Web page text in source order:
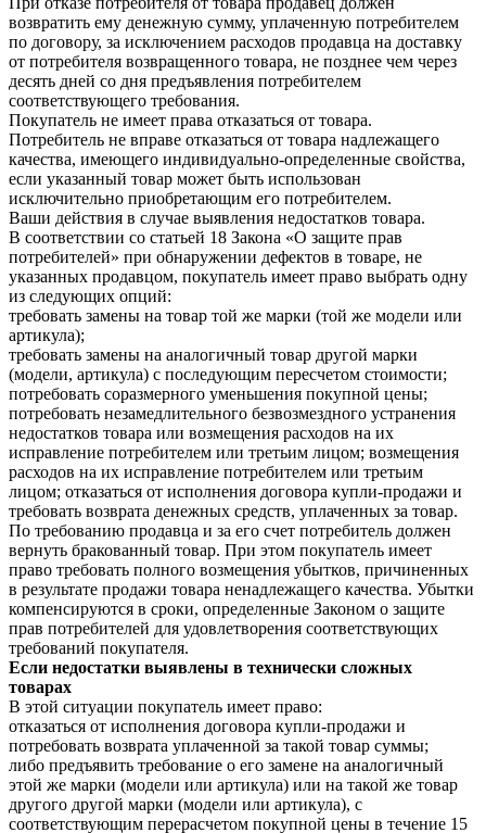
возвратить ему денежную сумму, уплаченную потребителем
по договору, за исключением расходов продавца на доставку
от потребителя возвращенного товара, не позднее чем через
десять дней со дня предъявления потребителем
соответствующего требования.
Покупатель не имеет права отказаться от товара.
Потребитель не вправе отказаться от товара надлежащего
качества, имеющего индивидуально-определенные свойства,
если указанный товар может быть использован
исключительно приобретающим его потребителем.
Ваши действия в случае выявления недостатков товара.
В соответствии со статьей 18 Закона «О защите прав
потребителей» при обнаружении дефектов в товаре, не
указанных продавцом, покупатель имеет право выбрать одну
из следующих опций:
требовать замены на товар той же марки (той же модели или
артикула);
требовать замены на аналогичный товар другой марки
(модели, артикула) с последующим пересчетом стоимости;
потребовать соразмерного уменьшения покупной цены;
потребовать незамедлительного безвозмездного устранения
недостатков товара или возмещения расходов на их
исправление потребителем или третьим лицом; возмещения
расходов на их исправление потребителем или третьим
лицом; отказаться от исполнения договора купли-продажи и
требовать возврата денежных средств, уплаченных за товар.
По требованию продавца и за его счет потребитель должен
вернуть бракованный товар. При этом покупатель имеет
право требовать полного возмещения убытков, причиненных
в результате продажи товара ненадлежащего качества. Убытки
компенсируются в сроки, определенные Законом о защите
прав потребителей для удовлетворения соответствующих
требований покупателя.
Если недостатки выявлены в технически сложных
товарах
В этой ситуации покупатель имеет право:
отказаться от исполнения договора купли-продажи и
потребовать возврата уплаченной за такой товар суммы;
либо предъявить требование о его замене на аналогичный
этой же марки (модели или артикула) или на такой же товар
другого другой марки (модели или артикула), с
соответствующим перерасчетом покупной цены в течение 15